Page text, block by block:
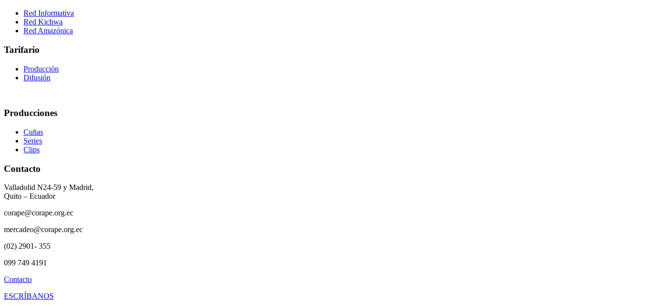
Red Informativa
Red Kichwa
Red Amazónica
Tarifario
Producción
Difusión
Producciones
Cuñas
Series
Clips
Contacto
Valladolid N24-59 y Madrid,
Quito – Ecuador
corape@corape.org.ec
mercadeo@corape.org.ec
(02) 2901- 355
099 749 4191
Contacto
ESCRÍBANOS